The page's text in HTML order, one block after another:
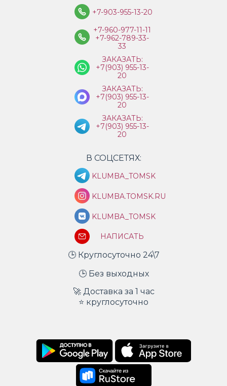
+7-903-955-13-20
+7-960-977-11-11
+7-962-789-33-
33
ЗАКАЗАТЬ:
+7(903) 955-13-
20
ЗАКАЗАТЬ:
+7(903) 955-13-
20
ЗАКАЗАТЬ:
+7(903) 955-13-
20
В СОЦСЕТЯХ:
KLUMBA_TOMSK
KLUMBA.TOMSK.RU
KLUMBA_TOMSK
НАПИСАТЬ
🕒 Круглосуточно 24\7
🕒 Без выходных
🚀 Доставка за 1 час
⭐ круглосуточно